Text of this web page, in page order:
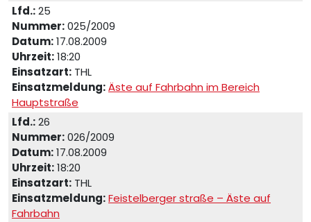
Lfd.:25
Nummer:025/2009
Datum:17.08.2009
Uhrzeit:18:20
Einsatzart: THL
Einsatzmeldung:Äste auf Fahrbahn im Bereich
Hauptstraße
Lfd.:26
Nummer:026/2009
Datum:17.08.2009
Uhrzeit:18:20
Einsatzart: THL
Einsatzmeldung:Feistelberger straße – Äste auf
Fahrbahn